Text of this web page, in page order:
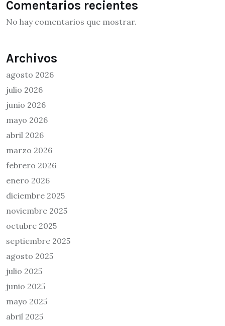
Comentarios recientes
No hay comentarios que mostrar.
Archivos
agosto 2026
julio 2026
junio 2026
mayo 2026
abril 2026
marzo 2026
febrero 2026
enero 2026
diciembre 2025
noviembre 2025
octubre 2025
septiembre 2025
agosto 2025
julio 2025
junio 2025
mayo 2025
abril 2025